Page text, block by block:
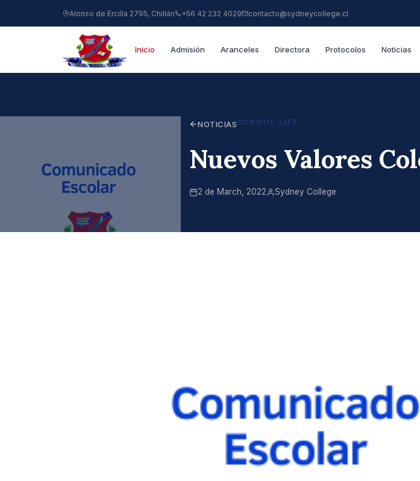
Alonso de Ercilla 2795, Chillán +56 42 232 4029 contacto@sydneycollege.cl
Inicio Admisión Aranceles Directora Protocolos Noticias
NOTICIASSCHOOL LIFE
Nuevos Valores
2 de March, 2022 Sydney College